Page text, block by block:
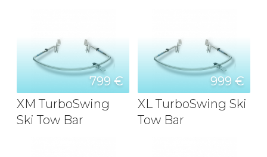
799 €
XM TurboSwing
Ski Tow Bar
999 €
XL TurboSwing Ski
Tow Bar